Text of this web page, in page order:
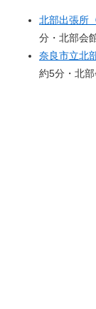
北部出張所
分・北部会
奈良市立北
約5分・北部